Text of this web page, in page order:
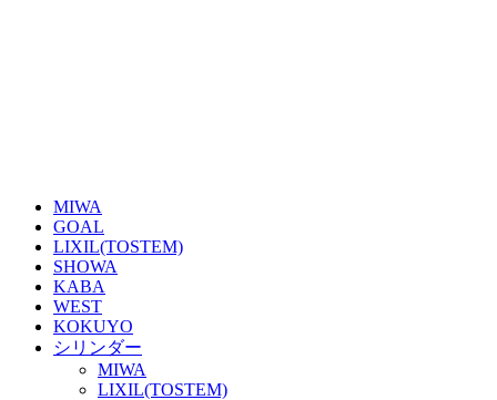
MIWA
GOAL
LIXIL(TOSTEM)
SHOWA
KABA
WEST
KOKUYO
シリンダー
MIWA
LIXIL(TOSTEM)